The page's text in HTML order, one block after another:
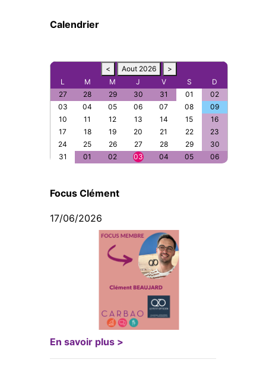
Calendrier
< Aout 2026
>
L
M M J V S
D
27
28 29 30 31 01
02
03
04 05 06 07 08
09
10
11 12 13 14 15
16
17
18 19 20 21 22
23
24
25 26 27 28 29
30
31
01 02 03 04 05 06
Focus Clément
17/06/2026
En savoir plus >